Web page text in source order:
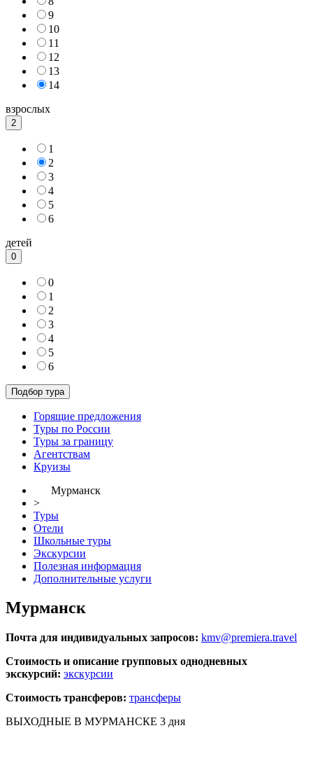
9
10
11
12
13
14
взрослых
2
1
2
3
4
5
6
детей
0
0
1
2
3
4
5
6
Горящие предложения
Туры по России
Туры за границу
Агентствам
Круизы
Мурманск
>
Туры
Отели
Школьные туры
Экскурсии
Полезная информация
Дополнительные услуги
Мурманск
Почта для индивидуальных запросов: kmv@premiera.travel
Стоимость и описание групповых однодневных
экскурсий: экскурсии
Стоимость трансферов: трансферы
ВЫХОДНЫЕ В МУРМАНСКЕ 3 дня